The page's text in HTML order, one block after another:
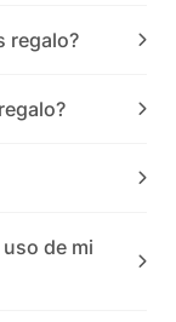
regalo?
de mi